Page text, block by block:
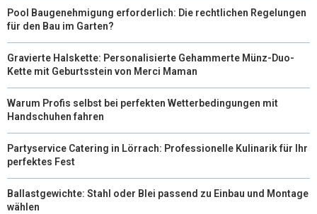
Pool Baugenehmigung erforderlich: Die rechtlichen Regelungen
für den Bau im Garten?
Gravierte Halskette: Personalisierte Gehammerte Münz-Duo-
Kette mit Geburtsstein von Merci Maman
Warum Profis selbst bei perfekten Wetterbedingungen mit
Handschuhen fahren
Partyservice Catering in Lörrach: Professionelle Kulinarik für Ihr
perfektes Fest
Ballastgewichte: Stahl oder Blei passend zu Einbau und Montage
wählen